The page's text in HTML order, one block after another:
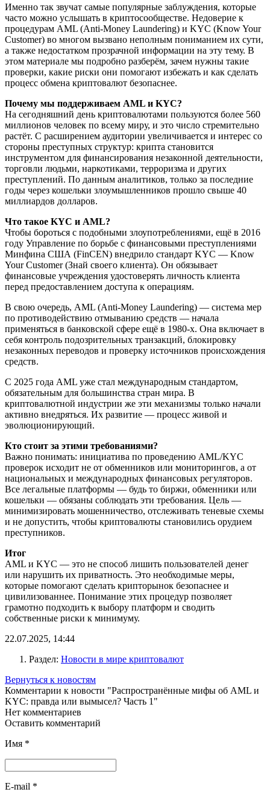
Именно так звучат самые популярные заблуждения, которые
часто можно услышать в криптосообществе. Недоверие к
процедурам AML (Anti-Money Laundering) и KYC (Know Your
Customer) во многом вызвано неполным пониманием их сути,
а также недостатком прозрачной информации на эту тему. В
этом материале мы подробно разберём, зачем нужны такие
проверки, какие риски они помогают избежать и как сделать
процесс обмена криптовалют безопаснее.
Почему мы поддерживаем AML и KYC?
На сегодняшний день криптовалютами пользуются более 560
миллионов человек по всему миру, и это число стремительно
растёт. С расширением аудитории увеличивается и интерес со
стороны преступных структур: крипта становится
инструментом для финансирования незаконной деятельности,
торговли людьми, наркотиками, терроризма и других
преступлений. По данным аналитиков, только за последние
годы через кошельки злоумышленников прошло свыше 40
миллиардов долларов.
Что такое KYC и AML?
Чтобы бороться с подобными злоупотреблениями, ещё в 2016
году Управление по борьбе с финансовыми преступлениями
Минфина США (FinCEN) внедрило стандарт KYC — Know
Your Customer (Знай своего клиента). Он обязывает
финансовые учреждения удостоверять личность клиента
перед предоставлением доступа к операциям.
В свою очередь, AML (Anti-Money Laundering) — система мер
по противодействию отмыванию средств — начала
применяться в банковской сфере ещё в 1980-х. Она включает в
себя контроль подозрительных транзакций, блокировку
незаконных переводов и проверку источников происхождения
средств.
С 2025 года AML уже стал международным стандартом,
обязательным для большинства стран мира. В
криптовалютной индустрии же эти механизмы только начали
активно внедряться. Их развитие — процесс живой и
эволюционирующий.
Кто стоит за этими требованиями?
Важно понимать: инициатива по проведению AML/KYC
проверок исходит не от обменников или мониторингов, а от
национальных и международных финансовых регуляторов.
Все легальные платформы — будь то биржи, обменники или
кошельки — обязаны соблюдать эти требования. Цель —
минимизировать мошенничество, отслеживать теневые схемы
и не допустить, чтобы криптовалюты становились орудием
преступников.
Итог
AML и KYC — это не способ лишить пользователей денег
или нарушить их приватность. Это необходимые меры,
которые помогают сделать крипторынок безопаснее и
цивилизованнее. Понимание этих процедур позволяет
грамотно подходить к выбору платформ и сводить
собственные риски к минимуму.
22.07.2025, 14:44
Раздел: Новости в мире криптовалют
Вернуться к новостям
Комментарии к новости "Распространённые мифы об AML и
KYC: правда или вымысел? Часть 1"
Нет комментариев
Оставить комментарий
Имя *
E-mail *